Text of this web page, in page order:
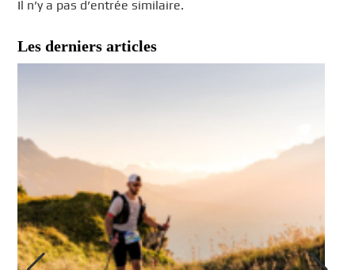
Il n’y a pas d’entrée similaire.
Les derniers articles